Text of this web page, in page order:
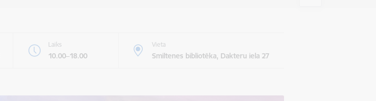
Laiks
10.00–18.00
Vieta
Smiltenes bibliotēka, Dakteru iela 27